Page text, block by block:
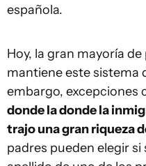
española.
Hoy, la gran mayoría
mantiene este sistema
embargo, excepciones
donde la donde la
trajo una gran riqueza
padres pueden elegir si